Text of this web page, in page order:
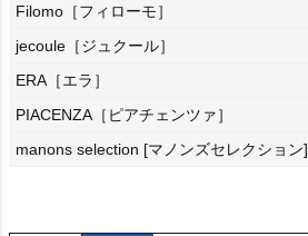
Filomo［フィローモ］
jecoule［ジュクール］
ERA［エラ］
PIACENZA［ピアチェンツァ］
manons selection [マノンズセレクション]